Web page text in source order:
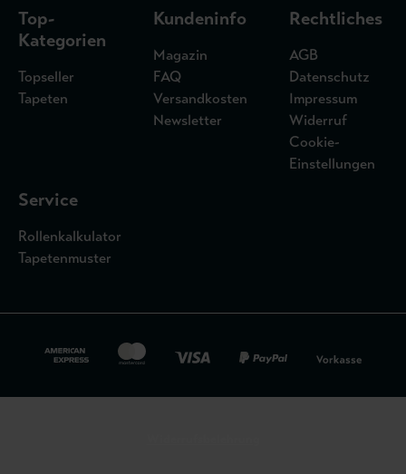
Top-
Kategorien
Topseller
Tapeten
Kundeninfo
Magazin
FAQ
Versandkosten
Newsletter
Rechtliches
AGB
Datenschutz
Impressum
Widerruf
Cookie-
Einstellungen
Service
Rollenkalkulator
Tapetenmuster